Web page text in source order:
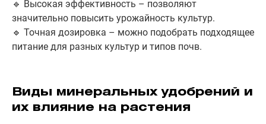
🔹 Высокая эффективность – позволяют
значительно повысить урожайность культур.
🔹 Точная дозировка – можно подобрать подходящее
питание для разных культур и типов почв.
Виды минеральных удобрений и
их влияние на растения